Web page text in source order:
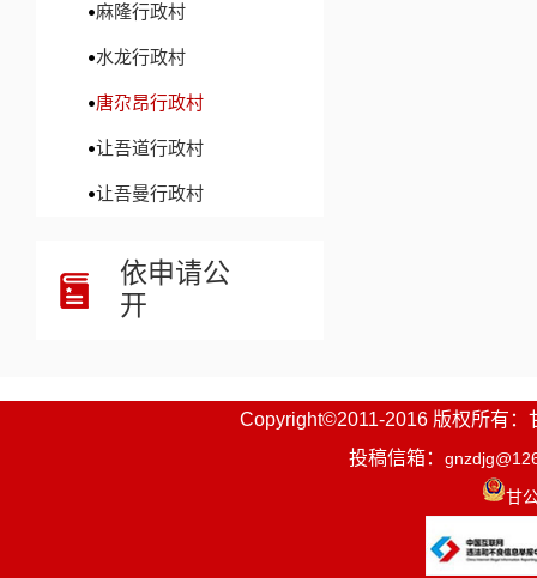
麻隆行政村
水龙行政村
唐尕昂行政村
让吾道行政村
让吾曼行政村
依申请公
开
Copyright©2011-2016 版权所有：
投稿信箱：
甘